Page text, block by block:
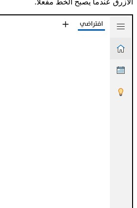
الأزرق عندما يصبح الخط مفعلاً.